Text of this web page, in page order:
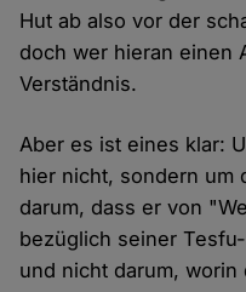
Hut ab also vor der
doch wer hieran einen
Verständnis.
Aber es ist eines klar:
hier nicht, sondern um
darum, dass er von
bezüglich seiner
und nicht darum, worin